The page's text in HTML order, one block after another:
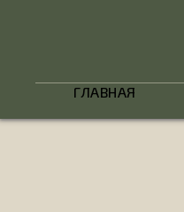
ГЛАВНАЯ